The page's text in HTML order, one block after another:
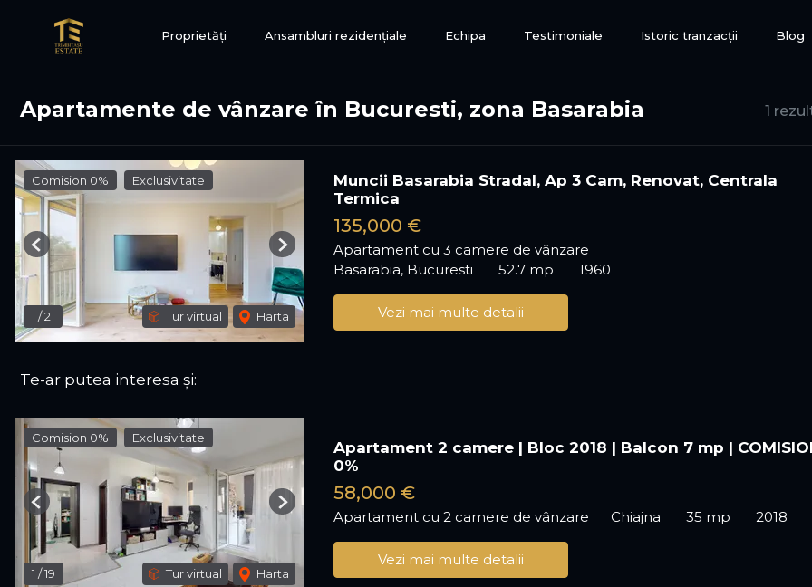
Proprietăți Ansambluri rezidențiale Echipa Testimoniale Istoric tranzacții Blog
1
Apartamente de vânzare în Bucuresti, zona Basarabia
Comision 0% Exclusivitate
1 /21 Tur virtual Harta
Previous Next
Muncii Basarabia Stradal, Ap 3 Cam, Renovat, Centrala
Termica
135,000 €
Apartament cu 3 camere de vânzare
Basarabia, Bucuresti
52.7 mp 1960
Vezi mai multe detalii
Te-ar putea interesa și:
Comision 0% Exclusivitate
1 /19 Tur virtual Harta
Previous Next
Apartament 2 camere | Bloc 2018 | Balcon 7 mp |
0%
58,000 €
Apartament cu 2 camere de vânzare Chiajna 35 mp 2018
Vezi mai multe detalii